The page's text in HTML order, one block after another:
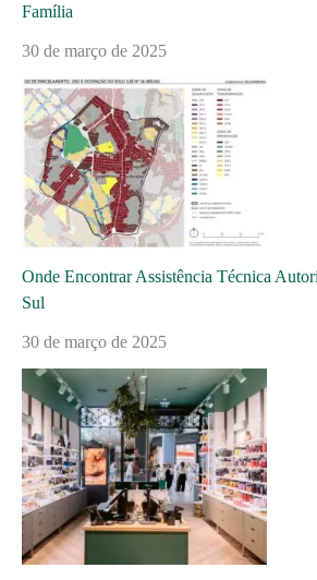
Família
30 de março de 2025
Onde Encontrar Assistência Técnica
Sul
30 de março de 2025